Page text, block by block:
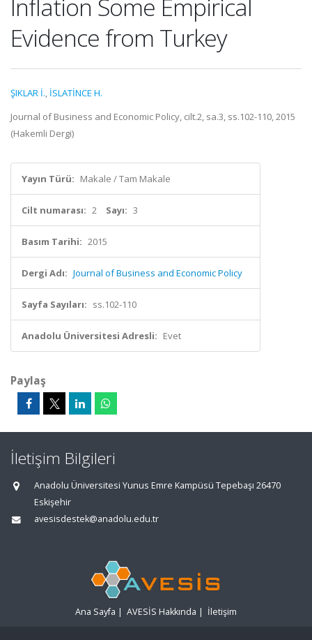
Inflation Some Empirical
Evidence from Turkey
ŞIKLAR İ., İSLATİNCE H.
Journal of Business and Economic Policy, cilt.2, sa.3, ss.102-110, 2015
(Hakemli Dergi)
Yayın Türü: Makale / Tam Makale
Cilt numarası: 2 Sayı: 3
Basım Tarihi: 2015
Dergi Adı: Journal of Business and Economic Policy
Sayfa Sayıları: ss.102-110
Anadolu Üniversitesi Adresli: Evet
Paylaş
İletişim Bilgileri
Anadolu Üniversitesi Yunus Emre Kampüsü Tepebaşı 26470
Eskişehir
avesisdestek@anadolu.edu.tr
Ana Sayfa | AVESİS Hakkında | İletişim